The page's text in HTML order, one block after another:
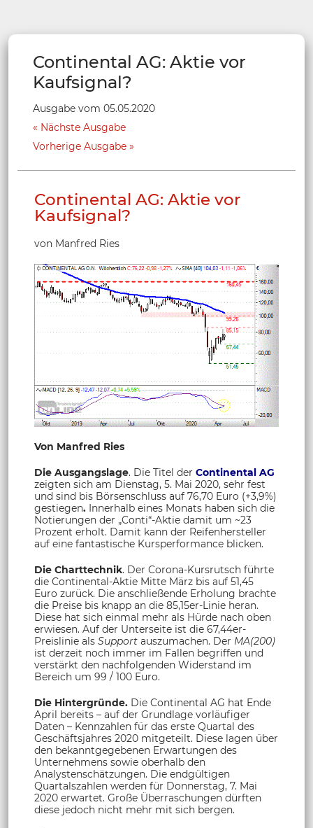
Continental AG: Aktie vor
Kaufsignal?
Ausgabe vom 05.05.2020
Nächste Ausgabe
Vorherige Ausgabe
Continental AG: Aktie vor
Kaufsignal?
von Manfred Ries
Von Manfred Ries
Die Ausgangslage. Die Titel der Continental AG
zeigten sich am Dienstag, 5. Mai 2020, sehr fest
und sind bis Börsenschluss auf 76,70 Euro (+3,9%)
gestiegen. Innerhalb eines Monats haben sich die
Notierungen der „Conti“-Aktie damit um ~23
Prozent erholt. Damit kann der Reifenhersteller
auf eine fantastische Kursperformance blicken.
Die Charttechnik. Der Corona-Kursrutsch führte
die Continental-Aktie Mitte März bis auf 51,45
Euro zurück. Die anschließende Erholung brachte
die Preise bis knapp an die 85,15er-Linie heran.
Diese hat sich einmal mehr als Hürde nach oben
erwiesen. Auf der Unterseite ist die 67,44er-
Preislinie als Support auszumachen. Der MA(200)
ist derzeit noch immer im Fallen begriffen und
verstärkt den nachfolgenden Widerstand im
Bereich um 99 / 100 Euro.
Die Hintergründe. Die Continental AG hat Ende
April bereits – auf der Grundlage vorläufiger
Daten – Kennzahlen für das erste Quartal des
Geschäftsjahres 2020 mitgeteilt. Diese lagen über
den bekanntgegebenen Erwartungen des
Unternehmens sowie oberhalb den
Analystenschätzungen. Die endgültigen
Quartalszahlen werden für Donnerstag, 7. Mai
2020 erwartet. Große Überraschungen dürften
diese jedoch nicht mehr mit sich bergen.